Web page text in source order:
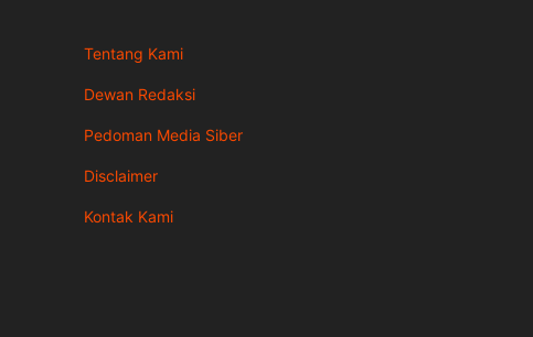
Tentang Kami
Dewan Redaksi
Pedoman Media Siber
Disclaimer
Kontak Kami